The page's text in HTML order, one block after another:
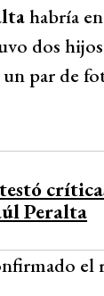
habría
dos
par de
Peralta
el